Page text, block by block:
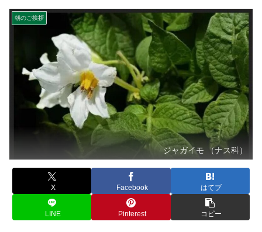
朝のご挨拶
ジャガイモ （ナス科）
X Facebook はてブ
LINE Pinterest コピー